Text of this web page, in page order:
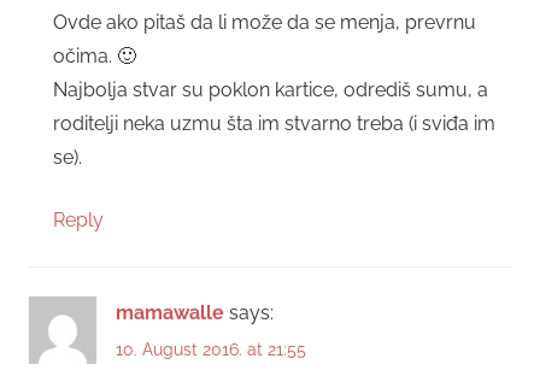
Ovde ako pitaš da li može da se menja, prevrnu
očima. 🙂
Najbolja stvar su poklon kartice, odrediš sumu, a
roditelji neka uzmu šta im stvarno treba (i sviđa im
se).
Reply
mamawalle says:
10. August 2016. at 21:55